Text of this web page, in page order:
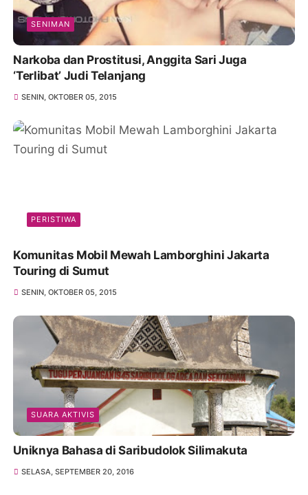
SENIMAN
Narkoba dan Prostitusi, Anggita Sari Juga
‘Terlibat’ Judi Telanjang
SENIN, OKTOBER 05, 2015
PERISTIWA
Komunitas Mobil Mewah Lamborghini Jakarta
Touring di Sumut
SENIN, OKTOBER 05, 2015
SUARA AKTIVIS
Uniknya Bahasa di Saribudolok Silimakuta
SELASA, SEPTEMBER 20, 2016